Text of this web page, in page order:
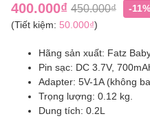
400.000₫ 450.000₫
-11%
(Tiết kiệm: 50.000₫)
Hãng sản xuất: Fatz
Pin sạc: DC 3.7V,
Adapter: 5V-1A (không
Trọng lượng: 0.12 kg.
Dung tích: 0.2L